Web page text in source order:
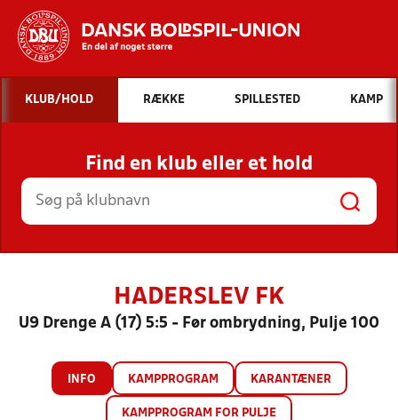
Hvad vil du søge efter?
INDHOLD OG NYHEDER
STILLINGER, RESULTATER, KLUBBER OG
HOLD
KLUB/HOLD RÆKKE SPILLESTED KAMP
Find en klub eller et hold
HADERSLEV FK
U9 Drenge A (17) 5:5 - Før ombrydning, Pulje 100
INFO KAMPPROGRAM KARANTÆNER
KAMPPROGRAM FOR PULJE